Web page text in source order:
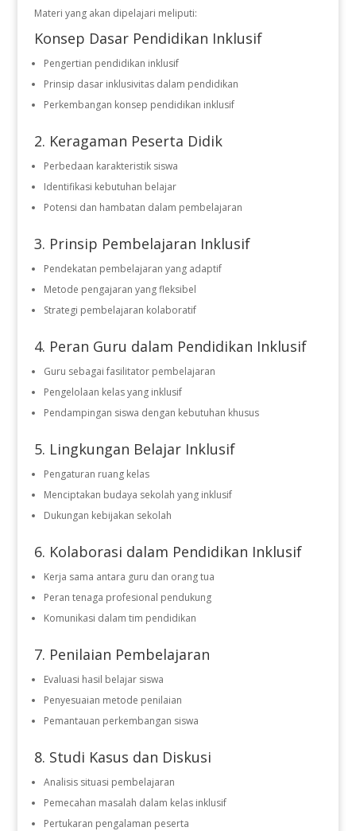
Materi yang akan dipelajari meliputi:
Konsep Dasar Pendidikan Inklusif
Pengertian pendidikan inklusif
Prinsip dasar inklusivitas dalam pendidikan
Perkembangan konsep pendidikan inklusif
2. Keragaman Peserta Didik
Perbedaan karakteristik siswa
Identifikasi kebutuhan belajar
Potensi dan hambatan dalam pembelajaran
3. Prinsip Pembelajaran Inklusif
Pendekatan pembelajaran yang adaptif
Metode pengajaran yang fleksibel
Strategi pembelajaran kolaboratif
4. Peran Guru dalam Pendidikan Inklusif
Guru sebagai fasilitator pembelajaran
Pengelolaan kelas yang inklusif
Pendampingan siswa dengan kebutuhan khusus
5. Lingkungan Belajar Inklusif
Pengaturan ruang kelas
Menciptakan budaya sekolah yang inklusif
Dukungan kebijakan sekolah
6. Kolaborasi dalam Pendidikan Inklusif
Kerja sama antara guru dan orang tua
Peran tenaga profesional pendukung
Komunikasi dalam tim pendidikan
7. Penilaian Pembelajaran
Evaluasi hasil belajar siswa
Penyesuaian metode penilaian
Pemantauan perkembangan siswa
8. Studi Kasus dan Diskusi
Analisis situasi pembelajaran
Pemecahan masalah dalam kelas inklusif
Pertukaran pengalaman peserta